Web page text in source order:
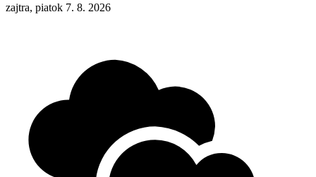
zajtra, piatok 7. 8. 2026